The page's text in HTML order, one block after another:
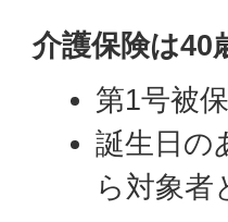
介護保険は40
第1号被
誕生日の
ら対象者